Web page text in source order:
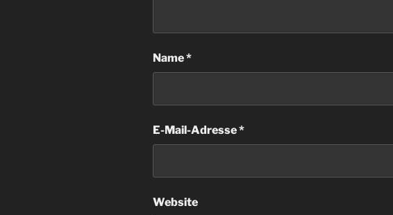
Name*
E-Mail-Adresse*
Website